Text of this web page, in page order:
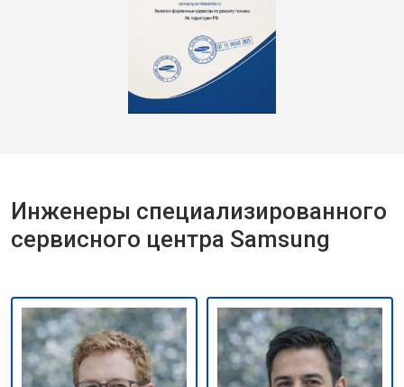
Инженеры специализированного
сервисного центра Samsung